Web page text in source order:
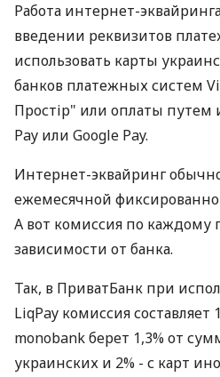
Работа интернет-
введении реквизитов
использовать карты
банков платежных систем
Простір" или оплаты путем
Pay или Google Pay.
Интернет-эквайринг
ежемесячной
А вот комиссия по каждому
зависимости от банка.
Так, в ПриватБанк при
LiqPay комиссия
monobank берет 1,3% от
украинских и 2% - с карт